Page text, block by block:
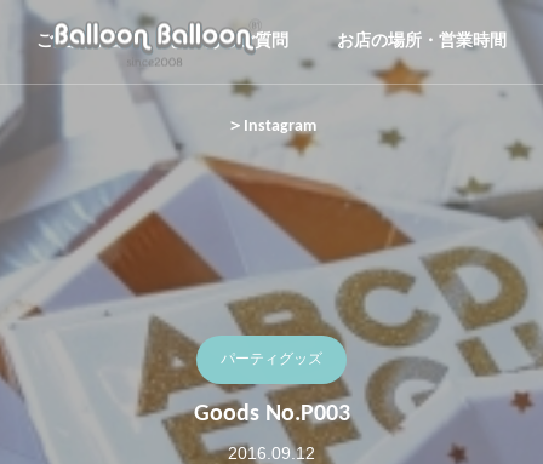
ご注文方法 よくあるご質問 お店の場所・営業時間
＞Instagram
パーティグッズ
Goods No.P003
2016.09.12